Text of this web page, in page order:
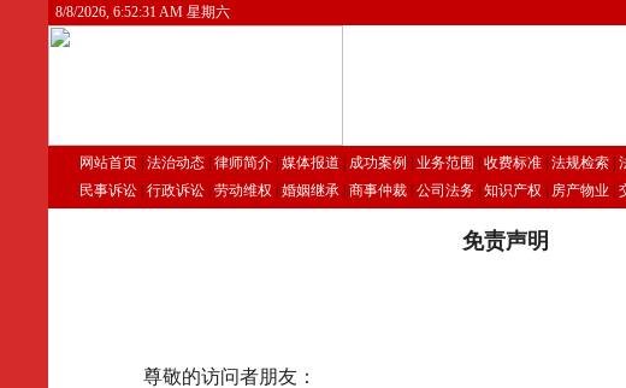
8/8/2026, 6:52:31 AM 星期六
网站首页 法治动态 律师简介 媒体报道 成功案例 业务范围 收费标准 法规检索
民事诉讼 行政诉讼 劳动维权 婚姻继承 商事仲裁 公司法务 知识产权 房产物业
免责声明
尊敬的访问者朋友：